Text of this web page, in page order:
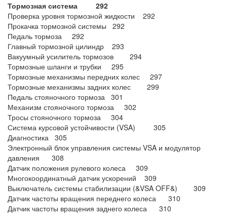
Тормозная система 292
Проверка уровня тормозной жидкости 292
Прокачка тормозной системы 292
Педаль тормоза 292
Главный тормозной цилиндр 293
Вакуумный усилитель тормозов 294
Тормозные шланги и трубки 295
Тормозные механизмы передних колес 297
Тормозные механизмы задних колес 299
Педаль стояночного тормоза 301
Механизм стояночного тормоза 302
Тросы стояночного тормоза 304
Система курсовой устойчивости (VSA) 305
Диагностика 305
Электронный блок управления системы VSA и модулятор
давления 308
Датчик положения рулевого колеса 309
Многокоординатный датчик ускорений 309
Выключатель системы стабилизации (&VSA OFF&) 309
Датчик частоты вращения переднего колеса 310
Датчик частоты вращения заднего колеса 310